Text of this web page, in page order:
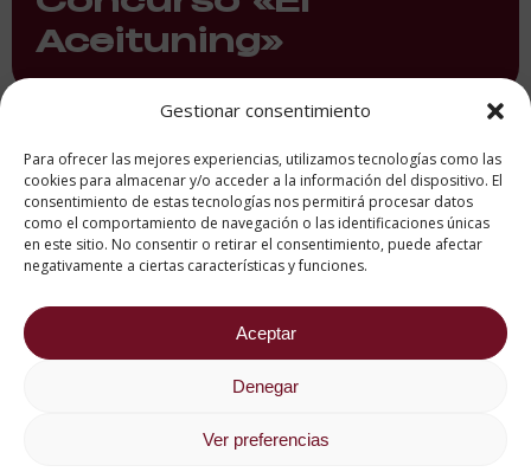
Gestionar consentimiento
Para ofrecer las mejores experiencias, utilizamos tecnologías como las
cookies para almacenar y/o acceder a la información del dispositivo. El
consentimiento de estas tecnologías nos permitirá procesar datos
como el comportamiento de navegación o las identificaciones únicas
en este sitio. No consentir o retirar el consentimiento, puede afectar
negativamente a ciertas características y funciones.
Aceptar
Denegar
Ver preferencias
Aceituning»